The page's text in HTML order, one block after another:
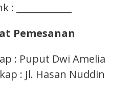
____________
Pemesanan
: Puput Dwi Amelia
: Jl. Hasan Nuddin